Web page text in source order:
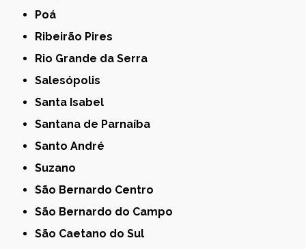
Poá
Ribeirão Pires
Rio Grande da Serra
Salesópolis
Santa Isabel
Santana de Parnaíba
Santo André
Suzano
São Bernardo Centro
São Bernardo do Campo
São Caetano do Sul